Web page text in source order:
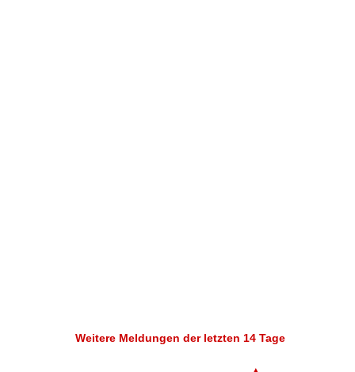
Weitere Meldungen der letzten 14 Tage